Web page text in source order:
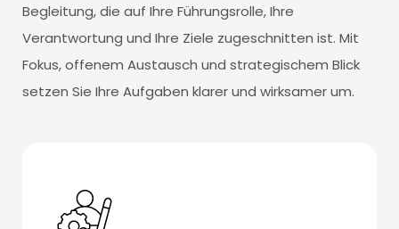
Begleitung, die auf Ihre Führungsrolle, Ihre
Verantwortung und Ihre Ziele zugeschnitten ist. Mit
Fokus, offenem Austausch und strategischem Blick
setzen Sie Ihre Aufgaben klarer und wirksamer um.